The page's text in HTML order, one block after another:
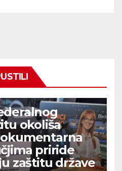
okoliša
priride
zaštitu države